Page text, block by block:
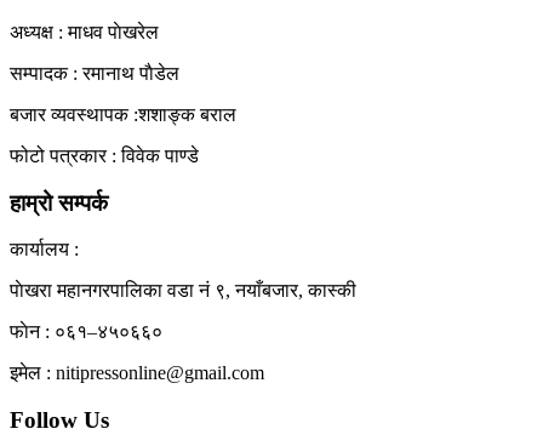
No Result
View All Result
अध्यक्ष : माधव पाेखरेल
सम्पादक : रमानाथ पाैडेल
बजार व्यवस्थापक :शशाङ्क बराल
फोटो पत्रकार : विवेक पाण्डे
हाम्रो सम्पर्क
कार्यालय :
पाेखरा महानगरपालिका वडा नं ९, नयाँबजार, कास्की
फाेन : ०६१–४५०६६०
इमेल : nitipressonline@gmail.com
Follow Us